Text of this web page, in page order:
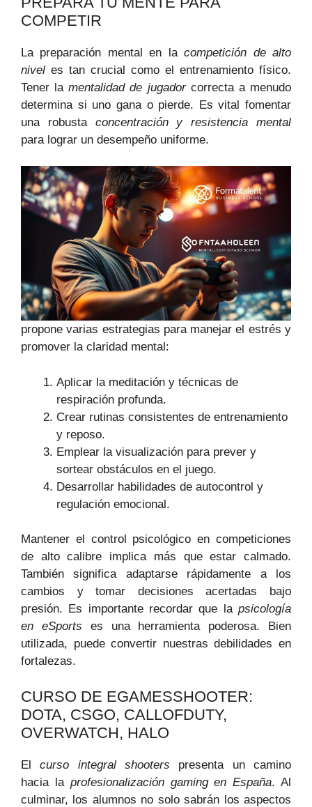
COMPETIR
La preparación mental en lacompetición de alto
nivel es tan crucial como el entrenamiento físico.
Tener lamentalidad de jugadorcorrecta a menudo
determina si uno gana o pierde. Es vital fomentar
una robusta concentración y resistencia mental
para lograr un desempeño uniforme.
propone varias estrategias para manejar el estrés y
promover la claridad mental:
Aplicar la meditación y técnicas de
respiración profunda.
Crear rutinas consistentes de entrenamiento
y reposo.
Emplear la visualización para prever y
sortear obstáculos en el juego.
Desarrollar habilidades de autocontrol y
regulación emocional.
Mantener el control psicológico en competiciones
de alto calibre implica más que estar calmado.
También significa adaptarse rápidamente a los
cambios y tomar decisiones acertadas bajo
presión. Es importante recordar que la psicología
en eSports es una herramienta poderosa. Bien
utilizada, puede convertir nuestras debilidades en
fortalezas.
CURSO DE EGAMESSHOOTER:
DOTA, CSGO, CALLOFDUTY,
OVERWATCH, HALO
Elcurso integral shooters presenta un camino
hacia la profesionalización gaming en España. Al
culminar, los alumnos no solo sabrán los aspectos